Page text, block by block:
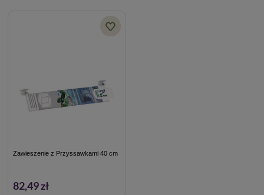
Zawieszenie z Przyssawkami 40 cm
82,49 zł